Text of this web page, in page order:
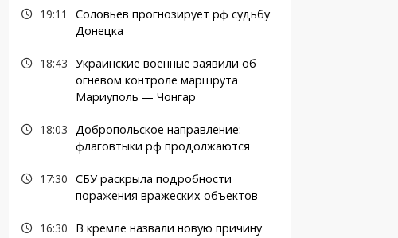
19:11
Соловьев прогнозирует рф судьбу
Донецка
18:43 Украинские военные заявили об
огневом контроле маршрута
Мариуполь — Чонгар
18:03 Добропольское направление:
флаговтыки рф продолжаются
17:30 СБУ раскрыла подробности
поражения вражеских объектов
16:30
В кремле назвали новую причину